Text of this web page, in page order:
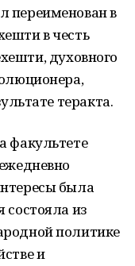
переименован в
в честь
, духовного
теракта.
факультете
была
состояла из
политике
и